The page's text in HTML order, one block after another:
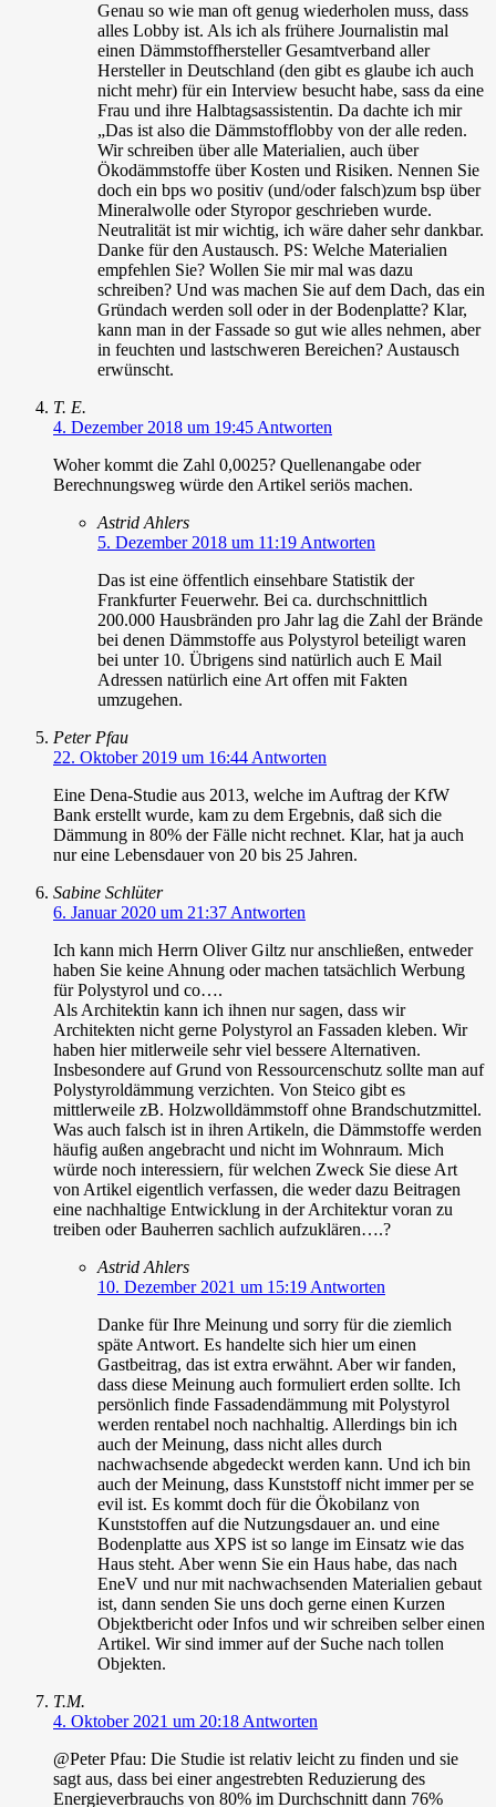
Genau so wie man oft genug wiederholen muss, dass
alles Lobby ist. Als ich als frühere Journalistin mal
einen Dämmstoffhersteller Gesamtverband aller
Hersteller in Deutschland (den gibt es glaube ich auch
nicht mehr) für ein Interview besucht habe, sass da eine
Frau und ihre Halbtagsassistentin. Da dachte ich mir
„Das ist also die Dämmstofflobby von der alle reden.
Wir schreiben über alle Materialien, auch über
Ökodämmstoffe über Kosten und Risiken. Nennen Sie
doch ein bps wo positiv (und/oder falsch)zum bsp über
Mineralwolle oder Styropor geschrieben wurde.
Neutralität ist mir wichtig, ich wäre daher sehr dankbar.
Danke für den Austausch. PS: Welche Materialien
empfehlen Sie? Wollen Sie mir mal was dazu
schreiben? Und was machen Sie auf dem Dach, das ein
Gründach werden soll oder in der Bodenplatte? Klar,
kann man in der Fassade so gut wie alles nehmen, aber
in feuchten und lastschweren Bereichen? Austausch
erwünscht.
T. E.
4. Dezember 2018 um 19:45 Antworten
Woher kommt die Zahl 0,0025? Quellenangabe oder
Berechnungsweg würde den Artikel seriös machen.
Astrid Ahlers
5. Dezember 2018 um 11:19 Antworten
Das ist eine öffentlich einsehbare Statistik der
Frankfurter Feuerwehr. Bei ca. durchschnittlich
200.000 Hausbränden pro Jahr lag die Zahl der Brände
bei denen Dämmstoffe aus Polystyrol beteiligt waren
bei unter 10. Übrigens sind natürlich auch E Mail
Adressen natürlich eine Art offen mit Fakten
umzugehen.
Peter Pfau
22. Oktober 2019 um 16:44 Antworten
Eine Dena-Studie aus 2013, welche im Auftrag der KfW
Bank erstellt wurde, kam zu dem Ergebnis, daß sich die
Dämmung in 80% der Fälle nicht rechnet. Klar, hat ja auch
nur eine Lebensdauer von 20 bis 25 Jahren.
Sabine Schlüter
6. Januar 2020 um 21:37 Antworten
Ich kann mich Herrn Oliver Giltz nur anschließen, entweder
haben Sie keine Ahnung oder machen tatsächlich Werbung
für Polystyrol und co….
Als Architektin kann ich ihnen nur sagen, dass wir
Architekten nicht gerne Polystyrol an Fassaden kleben. Wir
haben hier mitlerweile sehr viel bessere Alternativen.
Insbesondere auf Grund von Ressourcenschutz sollte man auf
Polystyroldämmung verzichten. Von Steico gibt es
mittlerweile zB. Holzwolldämmstoff ohne Brandschutzmittel.
Was auch falsch ist in ihren Artikeln, die Dämmstoffe werden
häufig außen angebracht und nicht im Wohnraum. Mich
würde noch interessiern, für welchen Zweck Sie diese Art
von Artikel eigentlich verfassen, die weder dazu Beitragen
eine nachhaltige Entwicklung in der Architektur voran zu
treiben oder Bauherren sachlich aufzuklären….?
Astrid Ahlers
10. Dezember 2021 um 15:19 Antworten
Danke für Ihre Meinung und sorry für die ziemlich
späte Antwort. Es handelte sich hier um einen
Gastbeitrag, das ist extra erwähnt. Aber wir fanden,
dass diese Meinung auch formuliert erden sollte. Ich
persönlich finde Fassadendämmung mit Polystyrol
werden rentabel noch nachhaltig. Allerdings bin ich
auch der Meinung, dass nicht alles durch
nachwachsende abgedeckt werden kann. Und ich bin
auch der Meinung, dass Kunststoff nicht immer per se
evil ist. Es kommt doch für die Ökobilanz von
Kunststoffen auf die Nutzungsdauer an. und eine
Bodenplatte aus XPS ist so lange im Einsatz wie das
Haus steht. Aber wenn Sie ein Haus habe, das nach
EneV und nur mit nachwachsenden Materialien gebaut
ist, dann senden Sie uns doch gerne einen Kurzen
Objektbericht oder Infos und wir schreiben selber einen
Artikel. Wir sind immer auf der Suche nach tollen
Objekten.
T.M.
4. Oktober 2021 um 20:18 Antworten
@Peter Pfau: Die Studie ist relativ leicht zu finden und sie
sagt aus, dass bei einer angestrebten Reduzierung des
Energieverbrauchs von 80% im Durchschnitt dann 76%